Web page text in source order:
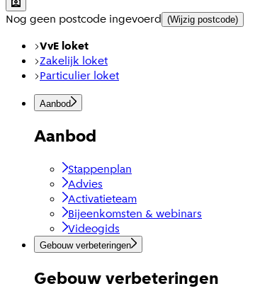
Nog geen postcode ingevoerd (Wijzig postcode)
VvE loket
Zakelijk loket
Particulier loket
Aanbod
Aanbod
Stappenplan
Advies
Activatieteam
Bijeenkomsten & webinars
Videogids
Gebouw verbeteringen
Gebouw verbeteringen